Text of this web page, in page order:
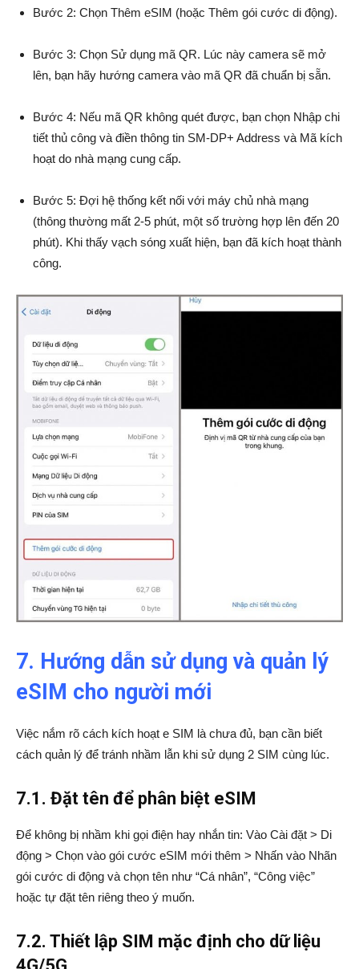
Bước 2: Chọn Thêm eSIM (hoặc Thêm gói cước di động).
Bước 3: Chọn Sử dụng mã QR. Lúc này camera sẽ mở
lên, bạn hãy hướng camera vào mã QR đã chuẩn bị sẵn.
Bước 4: Nếu mã QR không quét được, bạn chọn Nhập chi
tiết thủ công và điền thông tin SM-DP+ Address và Mã kích
hoạt do nhà mạng cung cấp.
Bước 5: Đợi hệ thống kết nối với máy chủ nhà mạng
(thông thường mất 2-5 phút, một số trường hợp lên đến 20
phút). Khi thấy vạch sóng xuất hiện, bạn đã kích hoạt thành
công.
7. Hướng dẫn sử dụng và quản lý
eSIM cho người mới
Việc nắm rõ cách kích hoạt e SIM là chưa đủ, bạn cần biết
cách quản lý để tránh nhầm lẫn khi sử dụng 2 SIM cùng lúc.
7.1. Đặt tên để phân biệt eSIM
Để không bị nhầm khi gọi điện hay nhắn tin: Vào Cài đặt > Di
động > Chọn vào gói cước eSIM mới thêm > Nhấn vào Nhãn
gói cước di động và chọn tên như “Cá nhân”, “Công việc”
hoặc tự đặt tên riêng theo ý muốn.
7.2. Thiết lập SIM mặc định cho dữ liệu